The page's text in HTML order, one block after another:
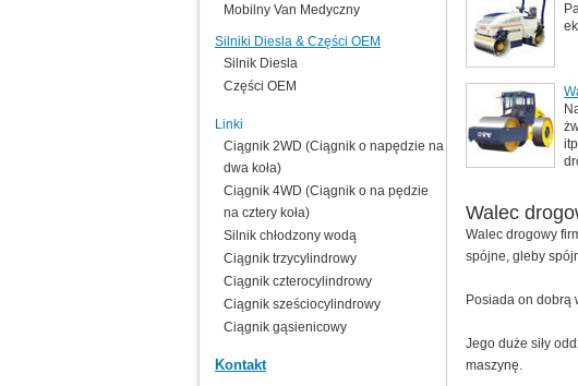
Walec
Walec drogowy
spójne, gleby
Posiada on dobrą
Jego duże siły
maszynę.
Mobilny Van Medyczny
Silniki Diesla & Części OEM
Silnik Diesla
Części OEM
Linki
Ciągnik 2WD (Ciągnik o napędzie na
dwa koła)
Ciągnik 4WD (Ciągnik o na pędzie
na cztery koła)
Silnik chłodzony wodą
Ciągnik trzycylindrowy
Ciągnik czterocylindrowy
Ciągnik sześciocylindrowy
Ciągnik gąsienicowy
Kontakt